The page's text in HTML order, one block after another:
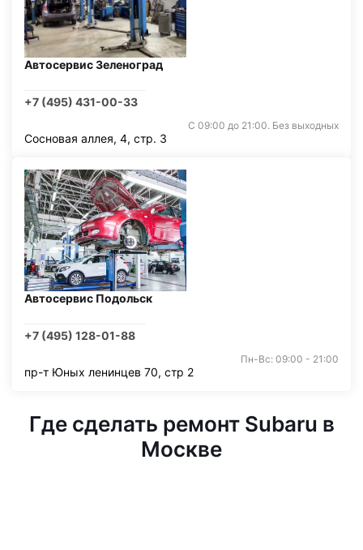
Автосервис Зеленоград
+7 (495) 431-00-33
С 09:00 до 21:00. Без выходных
Сосновая аллея, 4, стр. 3
Автосервис Подольск
+7 (495) 128-01-88
Пн-Вс: 09:00 - 21:00
пр-т Юных ленинцев 70, стр 2
Где сделать ремонт Subaru в
Москве